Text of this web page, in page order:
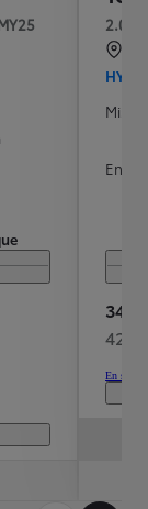
2.0
Mise
34
422
En